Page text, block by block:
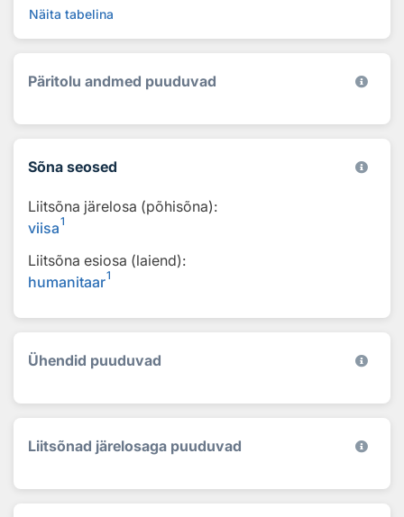
Näita tabelina
Päritolu andmed puuduvad
Sõna seosed
Liitsõna järelosa (põhisõna):
viisa1
Liitsõna esiosa (laiend):
humanitaar1
Ühendid puuduvad
Liitsõnad järelosaga puuduvad